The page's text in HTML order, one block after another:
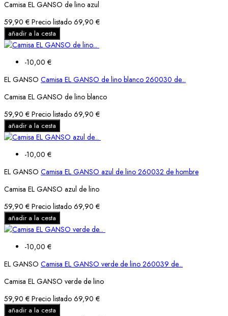
Camisa EL GANSO de lino azul
59,90 € Precio listado 69,90 €
añadir a la cesta
-10,00 €
EL GANSO Camisa EL GANSO de lino blanco 260030 de...
Camisa EL GANSO de lino blanco
59,90 € Precio listado 69,90 €
añadir a la cesta
-10,00 €
EL GANSO Camisa EL GANSO azul de lino 260032 de hombre
Camisa EL GANSO azul de lino
59,90 € Precio listado 69,90 €
añadir a la cesta
-10,00 €
EL GANSO Camisa EL GANSO verde de lino 260039 de...
Camisa EL GANSO verde de lino
59,90 € Precio listado 69,90 €
añadir a la cesta